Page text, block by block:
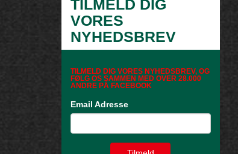
TILMELD DIG
VORES
NYHEDSBREV
TILMELD DIG VORES NYHEDSBREV, OG
FØLG OS SAMMEN MED OVER 28.000
ANDRE PÅ FACEBOOK
Email Adresse